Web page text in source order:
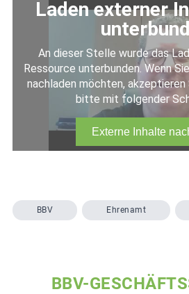
BBV Ehrenamt
BBV-